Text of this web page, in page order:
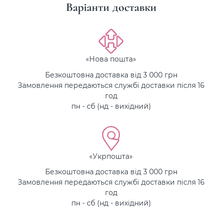
Варіанти доставки
«Нова пошта»
Безкоштовна доставка від 3 000 грн
Замовлення передаються службі доставки після 16
год
пн - сб (нд - вихідний)
«Укрпошта»
Безкоштовна доставка від 3 000 грн
Замовлення передаються службі доставки після 16
год
пн - сб (нд - вихідний)